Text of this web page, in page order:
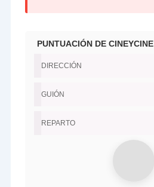
PUNTUACIÓN DE CINEYCINE
DIRECCIÓN
GUIÓN
REPARTO